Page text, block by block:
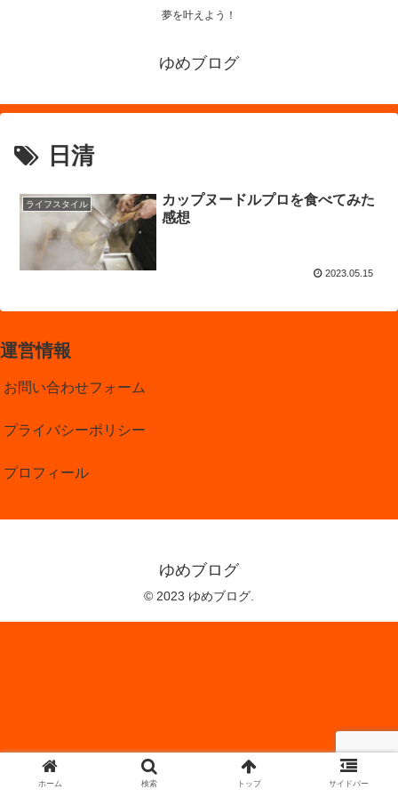
夢を叶えよう！
ゆめブログ
日清
ライフスタイル
カップヌードルプロを食べてみた
感想
2023.05.15
運営情報
お問い合わせフォーム
プライバシーポリシー
プロフィール
ゆめブログ
© 2023 ゆめブログ.
ホーム 検索 トップ サイドバー